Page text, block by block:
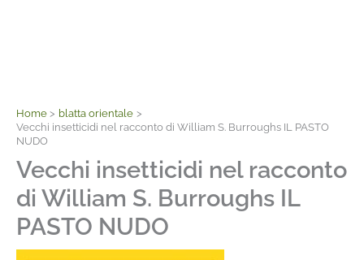
Home
blatta orientale
Vecchi insetticidi nel racconto di William S. Burroughs IL PASTO
NUDO
Vecchi insetticidi nel racconto
di William S. Burroughs IL
PASTO NUDO